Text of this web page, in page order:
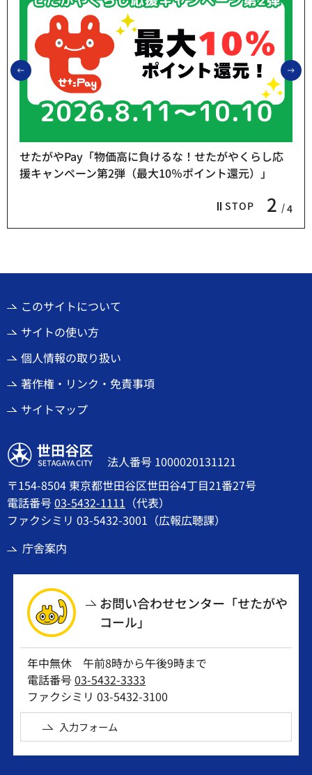
前のスライドを表示
STOP 2 4
せたがやPay「物価高に負けるな！せたがやくらし応
援キャンペーン第2弾（最大10％ポイント還元）」
このサイトについて
サイトの使い方
個人情報の取り扱い
著作権・リンク・免責事項
サイトマップ
世田谷区
法人番号 1000020131121
〒154-8504 東京都世田谷区世田谷4丁目21番27号
電話番号03-5432-1111 （代表）
ファクシミリ 03-5432-3001（広報広聴課）
庁舎案内
お問い合わせセンター「せたがや
コール」
年中無休 午前8時から午後9時まで
電話番号03-5432-3333
ファクシミリ 03-5432-3100
入力フォーム